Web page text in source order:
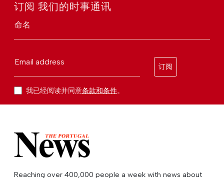
订阅 我们的时事通讯
命名
Email address
订阅
我已经阅读并同意条款和条件。
Reaching over 400,000 people a week with news about